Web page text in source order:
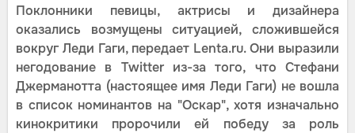
Поклонники певицы, актрисы и дизайнера
оказались возмущены ситуацией, сложившейся
вокруг Леди Гаги, передает Lenta.ru. Они выразили
негодование в Twitter из-за того, что Стефани
Джерманотта (настоящее имя Леди Гаги) не вошла
в список номинантов на "Оскар", хотя изначально
кинокритики пророчили ей победу за роль